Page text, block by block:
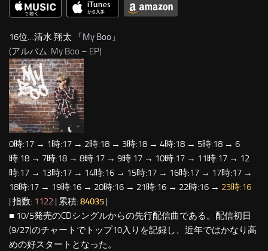
16位…清水 翔太 「My Boo 」
(アルバム: My Boo – EP)
0時:17 → 1時:17 → 2時:18 → 3時:18 → 4時:18 → 5時:18 → 6
時:18 → 7時:18 → 8時:17 → 9時:17 → 10時:17 → 11時:17 → 12
時:17 → 13時:17 → 14時:16 → 15時:17 → 16時:17 → 17時:17 →
18時:17 → 19時:16 → 20時:16 → 21時:16 → 22時:16 → 23時:16
| 指数: 1122 | 累積: 84035 |
■ 10/5発売のCDシングルからの先行配信曲である。配信初日
(9/27)のチャートでトップ10入りを記録し、近年ではかなり高
めの好スタートとなった。